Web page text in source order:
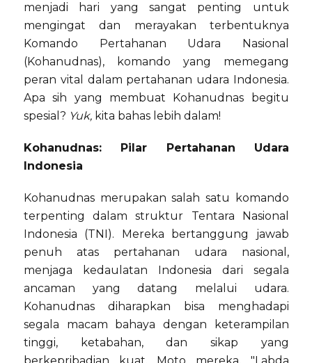
menjadi hari yang sangat penting untuk
mengingat dan merayakan terbentuknya
Komando Pertahanan Udara Nasional
(Kohanudnas), komando yang memegang
peran vital dalam pertahanan udara Indonesia.
Apa sih yang membuat Kohanudnas begitu
spesial? Yuk, kita bahas lebih dalam!
Kohanudnas: Pilar Pertahanan Udara
Indonesia
Kohanudnas merupakan salah satu komando
terpenting dalam struktur Tentara Nasional
Indonesia (TNI). Mereka bertanggung jawab
penuh atas pertahanan udara nasional,
menjaga kedaulatan Indonesia dari segala
ancaman yang datang melalui udara.
Kohanudnas diharapkan bisa menghadapi
segala macam bahaya dengan keterampilan
tinggi, ketabahan, dan sikap yang